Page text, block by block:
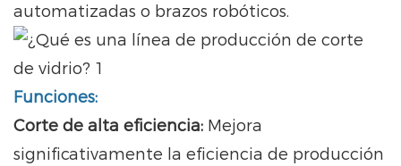
automatizadas o brazos robóticos.
Funciones:
Corte de alta eficiencia: Mejora
significativamente la eficiencia de producción